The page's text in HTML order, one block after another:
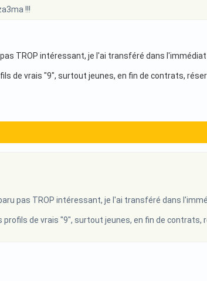
!!!
pas TROP intéressant, je l'ai transféré dans l'immédiat
de vrais "9", surtout jeunes, en fin de contrats,
pas TROP intéressant, je l'ai transféré dans
profils de vrais "9", surtout jeunes, en fin de